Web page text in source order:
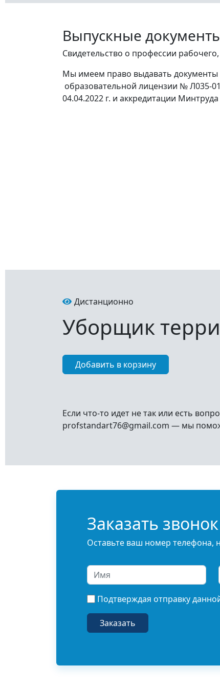
Выпускные
Свидетельство о профессии
Мы имеем право выдавать документы
образовательной лицензии № Л035-
04.04.2022 г. и аккредитации
Дистанционно
Уборщик
Если что-то идет не так или есть
profstandart76@gmail.com — мы
Заказать звонок
Оставьте ваш номер телефона,
Подтверждая отправку